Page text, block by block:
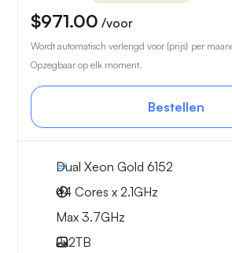
$971.00 /voor
Wordt automatisch verlengd voor {prijs} per
Opzegbaar op elk moment.
Bestellen
Dual Xeon Gold 6152
44 Cores x 2.1GHz
Max 3.7GHz
2x2TB